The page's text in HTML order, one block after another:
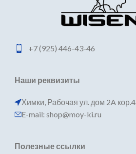
+7 (925) 446-43-46
Наши реквизиты
Химки, Рабочая ул. дом 2A
E-mail: shop@moy-ki.ru
Полезные ссылки